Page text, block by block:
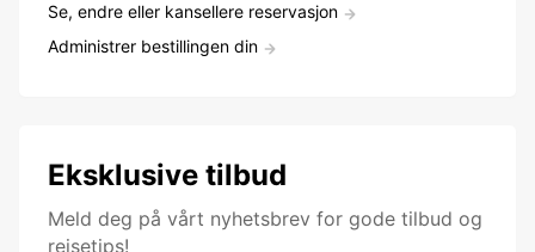
Se, endre eller kansellere reservasjon
Administrer bestillingen din
Eksklusive tilbud
Meld deg på vårt nyhetsbrev for gode tilbud og
reisetips!